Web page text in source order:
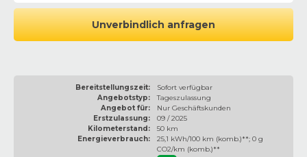
Unverbindlich anfragen
Bereitstellungszeit:
Sofort verfügbar
Angebotstyp:
Tageszulassung
Angebot für:
Nur Geschäftskunden
Erstzulassung:
09 / 2025
Kilometerstand:
50 km
Energieverbrauch:
25,1 kWh/100 km (komb.)**; 0 g
CO2/km (komb.)**